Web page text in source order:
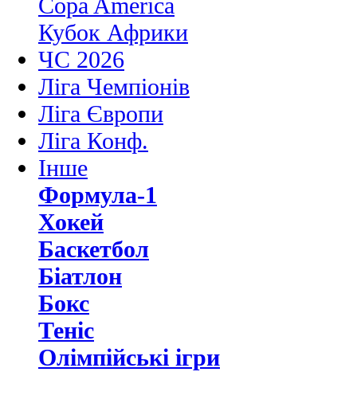
Кубок Африки
ЧС 2026
Ліга Чемпіонів
Ліга Європи
Ліга Конф.
Інше
Формула-1
Хокей
Баскетбол
Біатлон
Бокс
Теніс
Олімпійські ігри